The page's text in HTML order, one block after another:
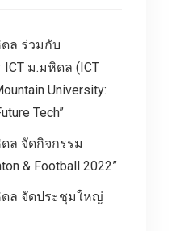
ล ร่วมกับ
ม.มหิดล (ICT
University:
Tech”
ล จัดกิจกรรม
& Football 2022”
ดล จัดประชุมใหญ่